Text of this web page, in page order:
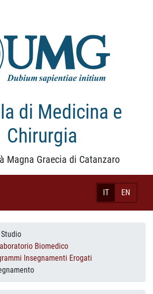
di Medicina e
Chirurgia
Magna Graecia di Catanzaro
IT EN
Biomedico
Insegnamenti Erogati